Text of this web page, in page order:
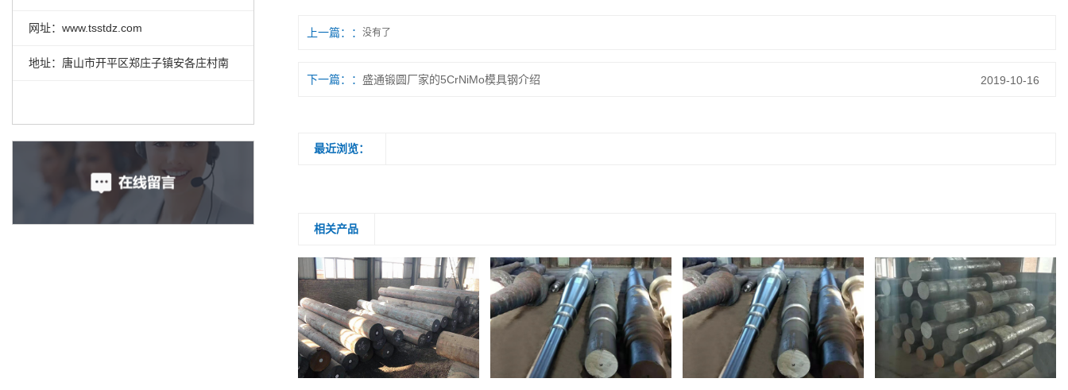
网址：www.tsstdz.com
地址：唐山市开平区郑庄子镇安各庄村南
上一篇： 没有了
下一篇： 盛通锻圆厂家的5CrNiMo模具钢介绍 2019-10-16
最近浏览：
相关产品